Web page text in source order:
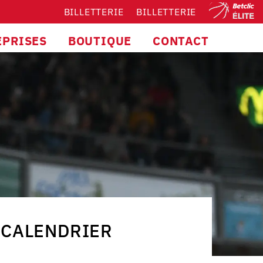
BILLETTERIE BILLETTERIE
BOUTIQUE CONTACT
CALENDRIER